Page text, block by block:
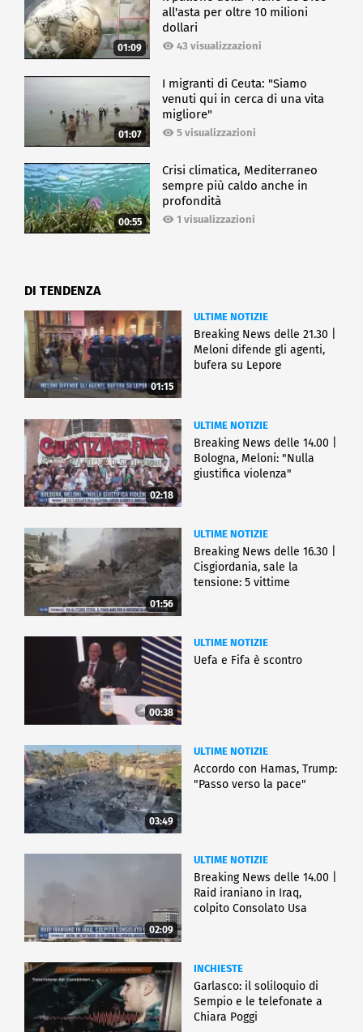
01:09
all'asta per oltre 10 milioni
dollari
43 visualizzazioni
01:07
I migranti di Ceuta: "Siamo
venuti qui in cerca di una vita
migliore"
5 visualizzazioni
00:55
Crisi climatica, Mediterraneo
sempre più caldo anche in
profondità
1 visualizzazioni
DI TENDENZA
01:15
ULTIME NOTIZIE
Breaking News delle 21.30 |
Meloni difende gli agenti,
bufera su Lepore
02:18
ULTIME NOTIZIE
Breaking News delle 14.00 |
Bologna, Meloni: "Nulla
giustifica violenza"
01:56
ULTIME NOTIZIE
Breaking News delle 16.30 |
Cisgiordania, sale la
tensione: 5 vittime
00:38
ULTIME NOTIZIE
Uefa e Fifa è scontro
03:49
ULTIME NOTIZIE
Accordo con Hamas, Trump:
"Passo verso la pace"
02:09
ULTIME NOTIZIE
Breaking News delle 14.00 |
Raid iraniano in Iraq,
colpito Consolato Usa
INCHIESTE
Garlasco: il soliloquio di
Sempio e le telefonate a
Chiara Poggi